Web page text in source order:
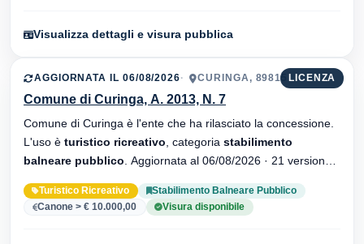
Visualizza dettagli e visura pubblica
LICENZA
AGGIORNATA IL 06/08/2026 CURINGA, 89815
Comune di Curinga, A. 2013, N. 7
Comune di Curinga è l'ente che ha rilasciato la concessione.
L'uso è turistico ricreativo , categoria stabilimento
balneare pubblico
Turistico Ricreativo
Stabilimento Balneare Pubblico
Canone > € 10.000,00
Visura disponibile